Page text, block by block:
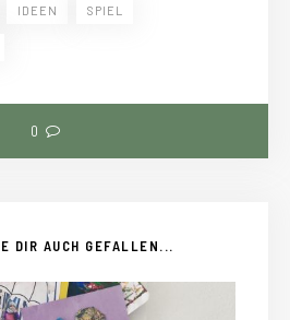
IDEEN SPIEL
0
DIR AUCH GEFALLEN...